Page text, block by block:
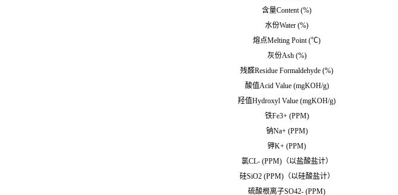
含量Content (%)
水份Water (%)
熔点Melting Point (℃)
灰份Ash (%)
残醛Residue Formaldehyde (%)
酸值Acid Value (mgKOH/g)
羟值Hydroxyl Value (mgKOH/g)
铁Fe3+ (PPM)
钠Na+ (PPM)
钾K+ (PPM)
氯CL- (PPM)（以盐酸盐计）
硅SiO2 (PPM)（以硅酸盐计）
硫酸根离子SO42- (PPM)